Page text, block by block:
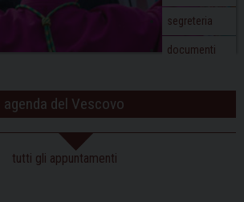
segreteria
documenti
agenda del Vescovo
tutti gli appuntamenti